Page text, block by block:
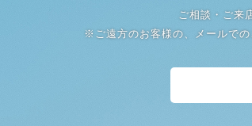
ご相談・ご来
※ご遠方のお客様の、メールでの